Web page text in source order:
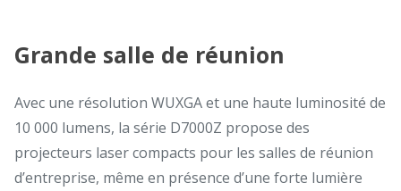
Grande salle de réunion
Avec une résolution WUXGA et une haute luminosité de
10 000 lumens, la série D7000Z propose des
projecteurs laser compacts pour les salles de réunion
d’entreprise, même en présence d’une forte lumière